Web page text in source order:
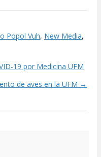
Popol Vuh, New Media,
19 por Medicina UFM
de aves en la UFM →